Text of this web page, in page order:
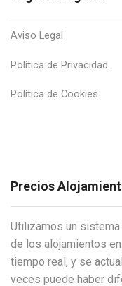
Aviso Legal
Política de Privacidad
Política de Cookies
Precios
Utilizamos un
de los alojamientos
tiempo real, y se
veces puede haber